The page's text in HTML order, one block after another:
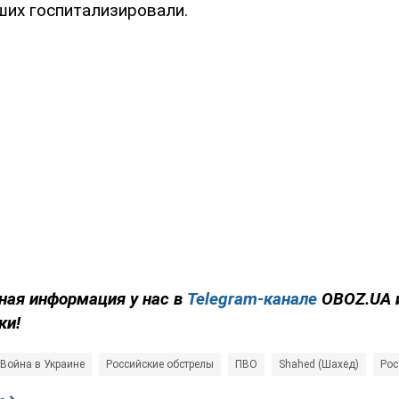
госпитализировали.
информация у нас в Telegram-канале OBOZ.UA
Война в Украине Российские обстрелы ПВО Shahed (Шахед)